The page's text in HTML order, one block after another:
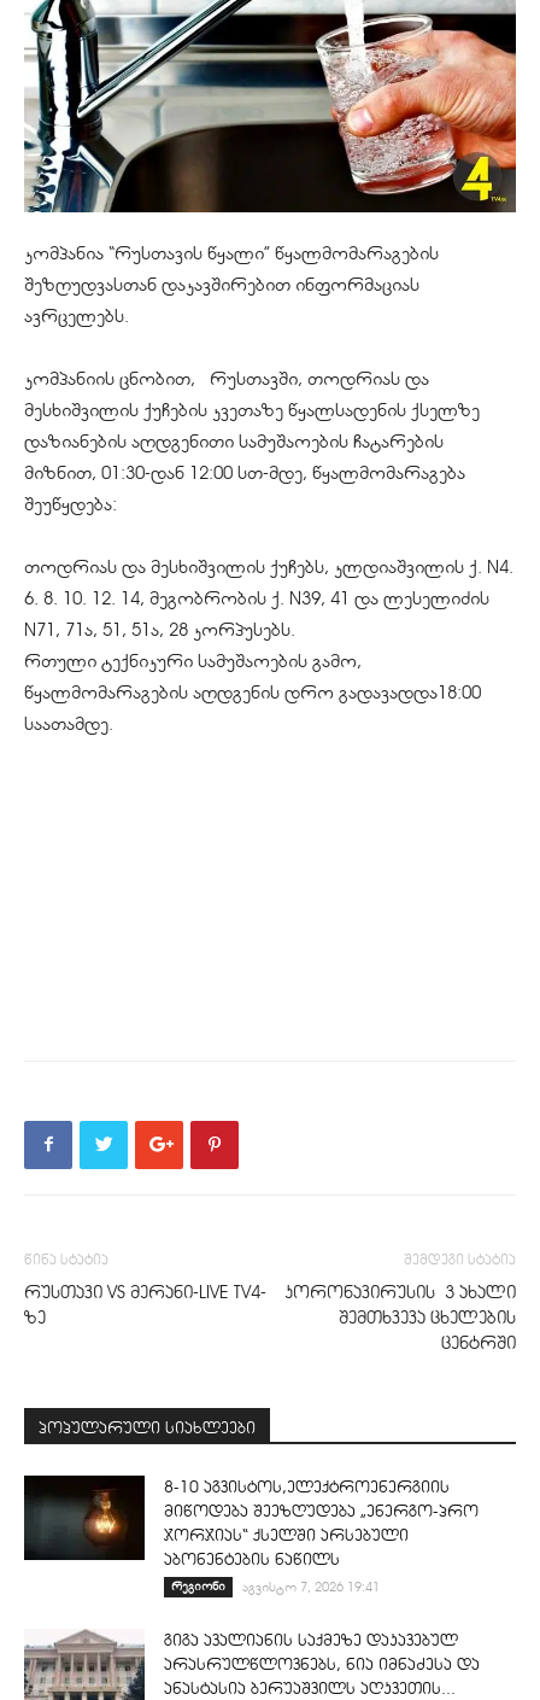
კომპანია “რუსთავის წყალი” წყალმომარაგების
შეზღუდვასთან დაკავშირებით ინფორმაციას
ავრცელებს.
კომპანიის ცნობით, რუსთავში, თოდრიას და
მესხიშვილის ქუჩების კვეთაზე წყალსადენის ქსელზე
დაზიანების აღდგენითი სამუშაოების ჩატარების
მიზნით, 01:30-დან 12:00 სთ-მდე, წყალმომარაგება
შეუწყდება:
თოდრიას და მესხიშვილის ქუჩებს, კლდიაშვილის ქ. N4.
6. 8. 10. 12. 14, მეგობრობის ქ. N39, 41 და ლესელიძის
N71, 71ა, 51, 51ა, 28 კორპუსებს.
რთული ტექნიკური სამუშაოების გამო,
წყალმომარაგების აღდგენის დრო გადავადდა18:00
საათამდე.
წინა სტატია
რუსთავი VS მერანი-LIVE TV4-
ზე
შემდეგი სტატია
კორონავირუსის 3 ახალი
შემთხვევა ცხელების
ცენტრში
პოპულარული სიახლეები
8-10 აგვისტოს,ელექტროენერგიის
მიწოდება შეეზღუდება „ენერგო-პრო
ჯორჯიას“ ქსელში არსებული
აბონენტების ნაწილს
რეგიონი აგვისტო 7, 2026 19:41
გიგა ავალიანის საქმეზე დაკავებულ
არასრულწლოვნებს, ნია იმნაძესა და
ანასტასია ბერუაშვილს აღკვეთის...